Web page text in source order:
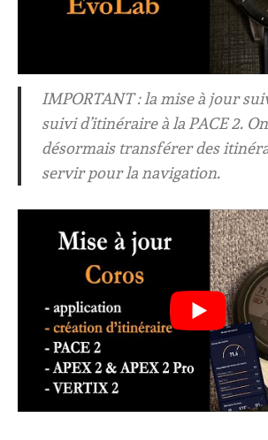
IMPORTANT : la mise à jour
suivi d’itinéraire à la PACE 2.
désormais transférer des
servir pour la navigation.